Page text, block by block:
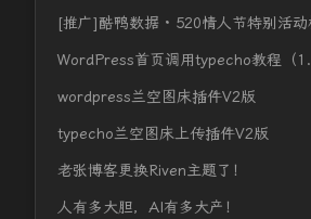
[推广]酷鸭数据 · 520情人节特别活动
WordPress首页调用typecho教程（
wordpress兰空图床插件V2版
typecho兰空图床上传插件V2版
老张博客更换Riven主题了！
人有多大胆，AI有多大产！